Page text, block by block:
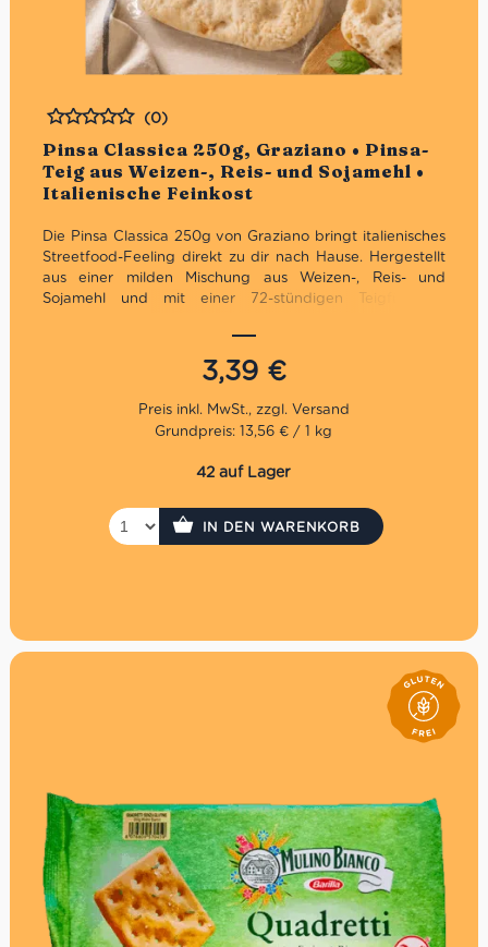
Pinsa Classica 250g, Graziano • Pinsa-
Teig aus Weizen-, Reis- und Sojamehl •
Italienische Feinkost
Bewertet
(0)
Die Pinsa Classica 250g von Graziano bringt italienisches
Streetfood-Feeling direkt zu dir nach Hause. Hergestellt
aus einer milden Mischung aus Weizen-, Reis- und
Sojamehl und mit einer 72-stündigen Teigführung,
Inneren und knuspriger Kruste. Einfach belegen, kurz
backen und echten Pinsa-Genuss erleben – ganz ohne
3,39 €
Grundpreis: 13,56 € / 1 kg
42 auf Lager
IN DEN WARENKORB